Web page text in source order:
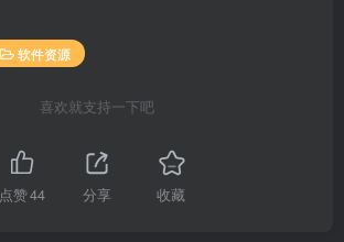
软件资源
喜欢就支持一下吧
点赞44 分享 收藏